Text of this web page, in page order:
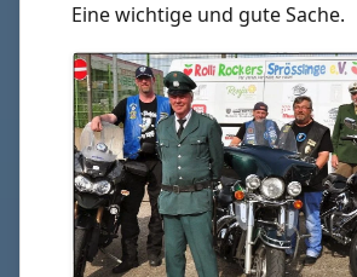
Eine wichtige und gute Sache.